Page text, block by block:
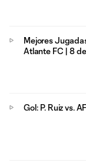
Mejores
Atlante FC | 8
Gol: P. Ruiz vs.